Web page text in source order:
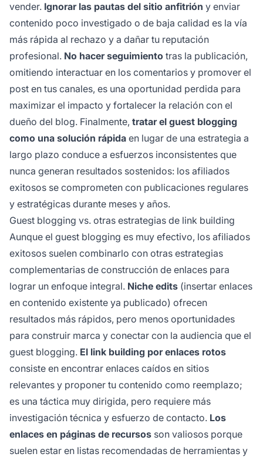
vender. Ignorar las pautas del sitio anfitrión y enviar
contenido poco investigado o de baja calidad es la vía
más rápida al rechazo y a dañar tu reputación
profesional. No hacer seguimiento tras la publicación,
omitiendo interactuar en los comentarios y promover el
post en tus canales, es una oportunidad perdida para
maximizar el impacto y fortalecer la relación con el
dueño del blog. Finalmente, tratar el guest blogging
como una solución rápida en lugar de una estrategia a
largo plazo conduce a esfuerzos inconsistentes que
nunca generan resultados sostenidos: los afiliados
exitosos se comprometen con publicaciones regulares
y estratégicas durante meses y años.
Guest blogging vs. otras estrategias de link building
Aunque el guest blogging es muy efectivo, los afiliados
exitosos suelen combinarlo con otras estrategias
complementarias de construcción de enlaces para
lograr un enfoque integral. Niche edits (insertar enlaces
en contenido existente ya publicado) ofrecen
resultados más rápidos, pero menos oportunidades
para construir marca y conectar con la audiencia que el
guest blogging. El link building por enlaces rotos
consiste en encontrar enlaces caídos en sitios
relevantes y proponer tu contenido como reemplazo;
es una táctica muy dirigida, pero requiere más
investigación técnica y esfuerzo de contacto. Los
enlaces en páginas de recursos son valiosos porque
suelen estar en listas recomendadas de herramientas y